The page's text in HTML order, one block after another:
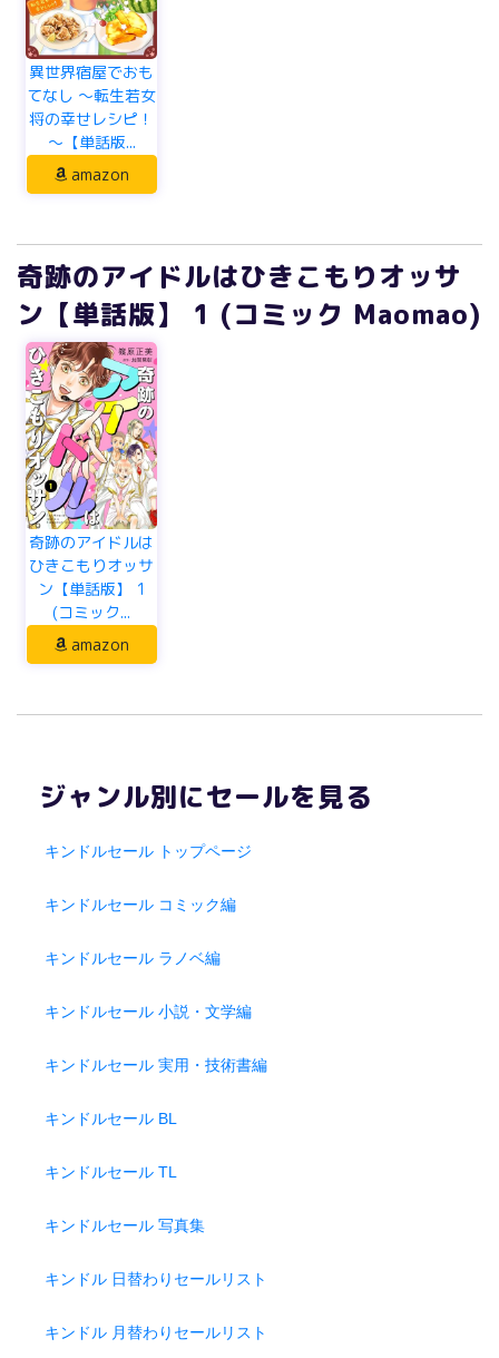
異世界宿屋でおも
てなし ～転生若女
将の幸せレシピ！
～【単話版...
amazon
奇跡のアイドルはひきこもりオッサ
ン【単話版】 1 (コミック Maomao)
奇跡のアイドルは
ひきこもりオッサ
ン【単話版】 1
(コミック...
amazon
ジャンル別にセールを見る
キンドルセール トップページ
キンドルセール コミック編
キンドルセール ラノベ編
キンドルセール 小説・文学編
キンドルセール 実用・技術書編
キンドルセール BL
キンドルセール TL
キンドルセール 写真集
キンドル 日替わりセールリスト
キンドル 月替わりセールリスト